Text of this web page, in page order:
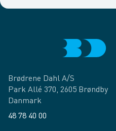
Brødrene Dahl A/S
Park Allé 370, 2605 Brøndby
Danmark
48 78 40 00